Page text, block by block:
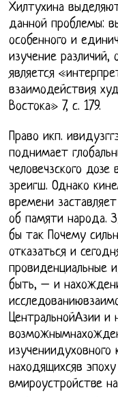
Хилтухина
данной проблемы:
особенного и
изучение различий,
является
взаимодействия
Востока» 7, с. 179.
Право икп.
поднимает
человечзского
зреигш. Однако
времени
об памяти народа.
бы так Почему
отказаться и
провиденциальные
быть, – и
ЦентральнойАзии и
находящихсяв
вмироустройстве